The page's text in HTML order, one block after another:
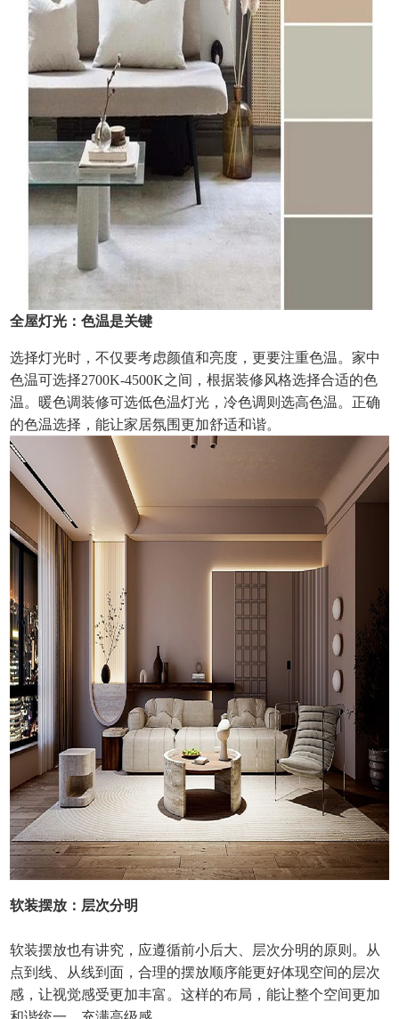
全屋灯光：色温是关键
选择灯光时，不仅要考虑颜值和亮度，更要注重色温。家中
色温可选择2700K-4500K之间，根据装修风格选择合适的色
温。暖色调装修可选低色温灯光，冷色调则选高色温。正确
的色温选择，能让家居氛围更加舒适和谐。
软装摆放：层次分明
软装摆放也有讲究，应遵循前小后大、层次分明的原则。从
点到线、从线到面，合理的摆放顺序能更好体现空间的层次
感，让视觉感受更加丰富。这样的布局，能让整个空间更加